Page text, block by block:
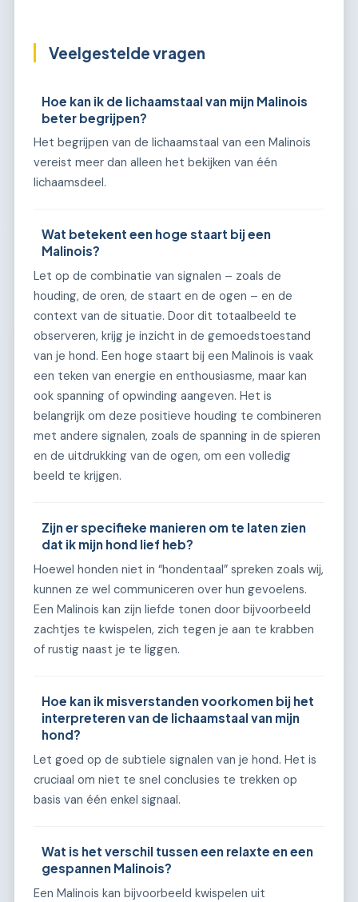
Veelgestelde vragen
Hoe kan ik de lichaamstaal van mijn Malinois
beter begrijpen?
Het begrijpen van de lichaamstaal van een Malinois
vereist meer dan alleen het bekijken van één
lichaamsdeel.
Wat betekent een hoge staart bij een
Malinois?
Let op de combinatie van signalen – zoals de
houding, de oren, de staart en de ogen – en de
context van de situatie. Door dit totaalbeeld te
observeren, krijg je inzicht in de gemoedstoestand
van je hond. Een hoge staart bij een Malinois is vaak
een teken van energie en enthousiasme, maar kan
ook spanning of opwinding aangeven. Het is
belangrijk om deze positieve houding te combineren
met andere signalen, zoals de spanning in de spieren
en de uitdrukking van de ogen, om een volledig
beeld te krijgen.
Zijn er specifieke manieren om te laten zien
dat ik mijn hond lief heb?
Hoewel honden niet in “hondentaal” spreken zoals wij,
kunnen ze wel communiceren over hun gevoelens.
Een Malinois kan zijn liefde tonen door bijvoorbeeld
zachtjes te kwispelen, zich tegen je aan te krabben
of rustig naast je te liggen.
Hoe kan ik misverstanden voorkomen bij het
interpreteren van de lichaamstaal van mijn
hond?
Let goed op de subtiele signalen van je hond. Het is
cruciaal om niet te snel conclusies te trekken op
basis van één enkel signaal.
Wat is het verschil tussen een relaxte en een
gespannen Malinois?
Een Malinois kan bijvoorbeeld kwispelen uit